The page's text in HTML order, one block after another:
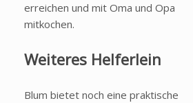
erreichen und mit Oma und Opa
mitkochen.
Weiteres Helferlein
Blum bietet noch eine praktische